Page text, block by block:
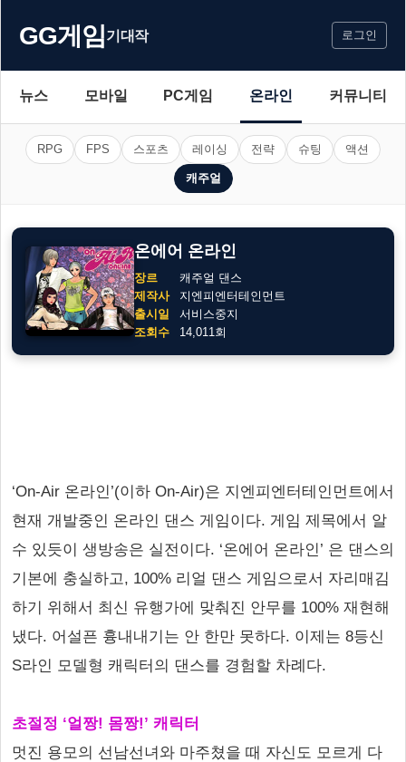
GG게임기대작 로그인
뉴스 모바일 PC게임 온라인 커뮤니티
RPG FPS 스포츠 레이싱 전략 슈팅 액션
캐주얼
온에어 온라인
장르
캐주얼 댄스
제작사
지엔피엔터테인먼트
출시일
서비스중지
조회수
14,011회
‘On-Air 온라인’(이하 On-Air)은 지엔피엔터테인먼트에서
현재 개발중인 온라인 댄스 게임이다. 게임 제목에서 알
수 있듯이 생방송은 실전이다. ‘온에어 온라인’ 은 댄스의
기본에 충실하고, 100% 리얼 댄스 게임으로서 자리매김
하기 위해서 최신 유행가에 맞춰진 안무를 100% 재현해
냈다. 어설픈 흉내내기는 안 한만 못하다. 이제는 8등신
S라인 모델형 캐릭터의 댄스를 경험할 차례다.
초절정 ‘얼짱! 몸짱!’ 캐릭터
멋진 용모의 선남선녀와 마주쳤을 때 자신도 모르게 다